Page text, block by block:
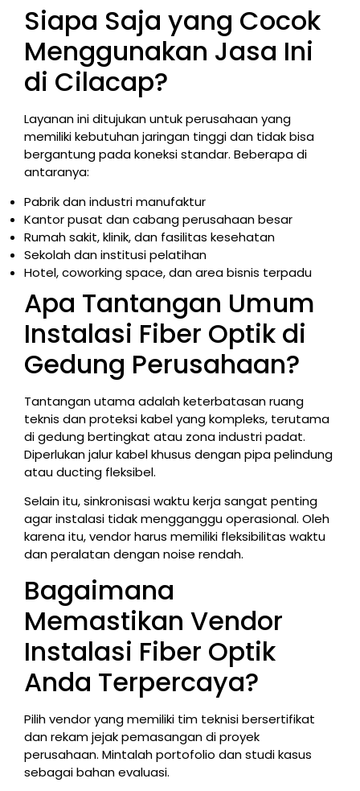
Siapa Saja yang Cocok
Menggunakan Jasa Ini
di Cilacap?
Layanan ini ditujukan untuk perusahaan yang
memiliki kebutuhan jaringan tinggi dan tidak bisa
bergantung pada koneksi standar. Beberapa di
antaranya:
Pabrik dan industri manufaktur
Kantor pusat dan cabang perusahaan besar
Rumah sakit, klinik, dan fasilitas kesehatan
Sekolah dan institusi pelatihan
Hotel, coworking space, dan area bisnis terpadu
Apa Tantangan Umum
Instalasi Fiber Optik di
Gedung Perusahaan?
Tantangan utama adalah keterbatasan ruang
teknis dan proteksi kabel yang kompleks, terutama
di gedung bertingkat atau zona industri padat.
Diperlukan jalur kabel khusus dengan pipa pelindung
atau ducting fleksibel.
Selain itu, sinkronisasi waktu kerja sangat penting
agar instalasi tidak mengganggu operasional. Oleh
karena itu, vendor harus memiliki fleksibilitas waktu
dan peralatan dengan noise rendah.
Bagaimana
Memastikan Vendor
Instalasi Fiber Optik
Anda Terpercaya?
Pilih vendor yang memiliki tim teknisi bersertifikat
dan rekam jejak pemasangan di proyek
perusahaan. Mintalah portofolio dan studi kasus
sebagai bahan evaluasi.